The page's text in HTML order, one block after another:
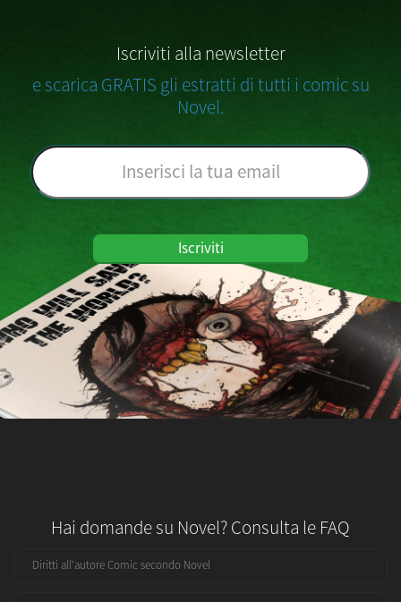
Iscriviti alla newsletter
e scarica GRATIS gli estratti di tutti i comic su
Novel.
Iscriviti
Hai domande su Novel? Consulta le FAQ
Diritti all'autore Comic secondo Novel